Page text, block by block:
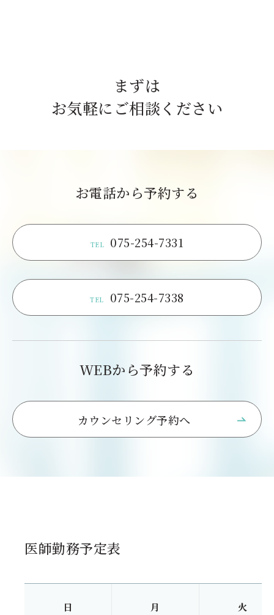
まずは
お気軽にご相談ください
お電話から予約する
TEL 075-254-7331
TEL 075-254-7338
WEBから予約する
カウンセリング予約へ
医師勤務予定表
日 月 火